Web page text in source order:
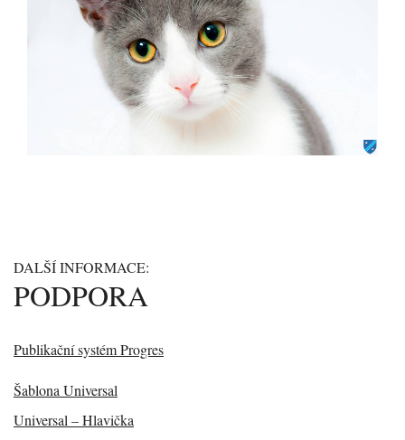
DALŠÍ INFORMACE:
PODPORA
Publikační systém Progres
Šablona Universal
Universal – Hlavička